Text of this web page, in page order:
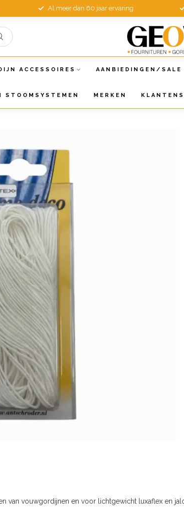
Al meer dan 60 jaar ervaring
ACCESSOIRES AANBIEDINGEN/SALE
MERKEN
van vouwgordijnen en voor lichtgewicht luxaflex en